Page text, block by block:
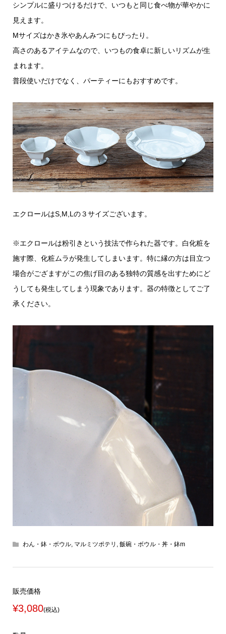
シンプルに盛りつけるだけで、いつもと同じ食べ物が華やかに
見えます。
Mサイズはかき氷やあんみつにもぴったり。
高さのあるアイテムなので、いつもの食卓に新しいリズムが生
まれます。
普段使いだけでなく、パーティーにもおすすめです。
エクロールはS,M,Lの３サイズございます。
※エクロールは粉引きという技法で作られた器です。白化粧を
施す際、化粧ムラが発生してしまいます。特に縁の方は目立つ
場合がござますがこの焦げ目のある独特の質感を出すためにど
うしても発生してしまう現象であります。器の特徴としてご了
承ください。
わん・鉢・ボウル, マルミツポテリ 飯碗・ボウル・丼・鉢m
販売価格
¥3,080(税込)